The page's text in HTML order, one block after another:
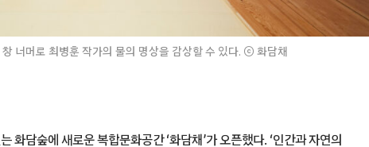
너머로 최병훈 작가의 물의 명상을 감상할 수 있다. ⓒ 화담채
화담숲에 새로운 복합문화공간 ‘화담채’가 오픈했다. ‘인간과 자연의